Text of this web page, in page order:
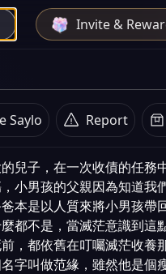
Invite &
Saylo Report
兒子，在一次收債的任務
小男孩的父親因為知道我
本是以人質來將小男孩帶
都不是，當滅茫意識到這
，都依舊在叮囑滅茫收養
字叫做范緣，雖然他是個